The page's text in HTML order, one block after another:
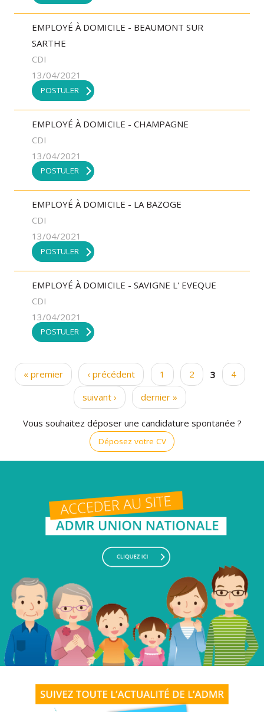
EMPLOYÉ À DOMICILE - BEAUMONT SUR
SARTHE
CDI
13/04/2021
POSTULER
EMPLOYÉ À DOMICILE - CHAMPAGNE
CDI
13/04/2021
POSTULER
EMPLOYÉ À DOMICILE - LA BAZOGE
CDI
13/04/2021
POSTULER
EMPLOYÉ À DOMICILE - SAVIGNE L' EVEQUE
CDI
13/04/2021
POSTULER
Pages« premier ‹ précédent 1 2 3
4
suivant ›
dernier »
Vous souhaitez déposer une candidature spontanée ?
Déposez votre CV